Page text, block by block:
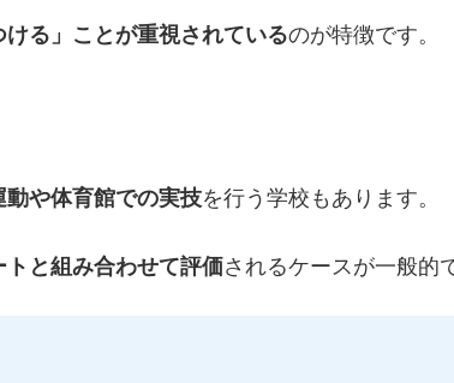
る」ことが重視されているのが特徴です。
動や体育館での実技を行う学校もあります。
トと組み合わせて評価されるケースが一般的